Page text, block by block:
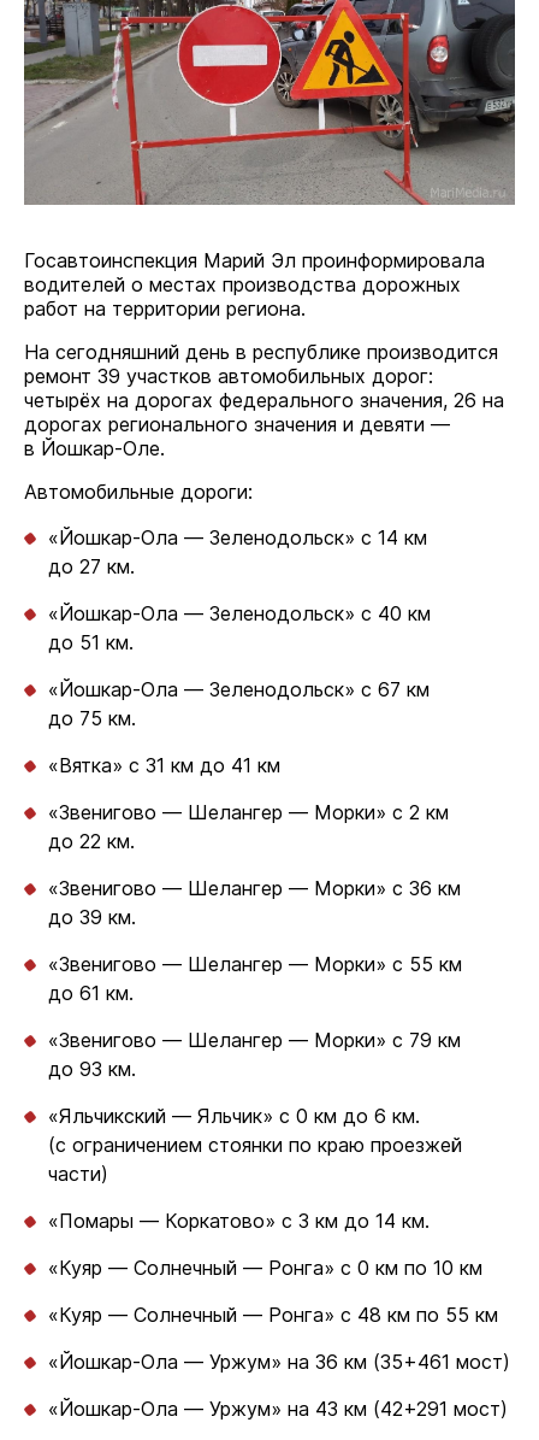
Госавтоинспекция Марий Эл проинформировала
водителей о местах производства дорожных
работ на территории региона.
На сегодняшний день в республике производится
ремонт 39 участков автомобильных дорог:
четырёх на дорогах федерального значения, 26 на
дорогах регионального значения и девяти —
в Йошкар-Оле.
Автомобильные дороги:
«Йошкар-Ола — Зеленодольск» с 14 км
до 27 км.
«Йошкар-Ола — Зеленодольск» с 40 км
до 51 км.
«Йошкар-Ола — Зеленодольск» с 67 км
до 75 км.
«Вятка» с 31 км до 41 км
«Звенигово — Шелангер — Морки» с 2 км
до 22 км.
«Звенигово — Шелангер — Морки» с 36 км
до 39 км.
«Звенигово — Шелангер — Морки» с 55 км
до 61 км.
«Звенигово — Шелангер — Морки» с 79 км
до 93 км.
«Яльчикский — Яльчик» с 0 км до 6 км.
(с ограничением стоянки по краю проезжей
части)
«Помары — Коркатово» с 3 км до 14 км.
«Куяр — Солнечный — Ронга» с 0 км по 10 км
«Куяр — Солнечный — Ронга» с 48 км по 55 км
«Йошкар-Ола — Уржум» на 36 км (35+461 мост)
«Йошкар-Ола — Уржум» на 43 км (42+291 мост)